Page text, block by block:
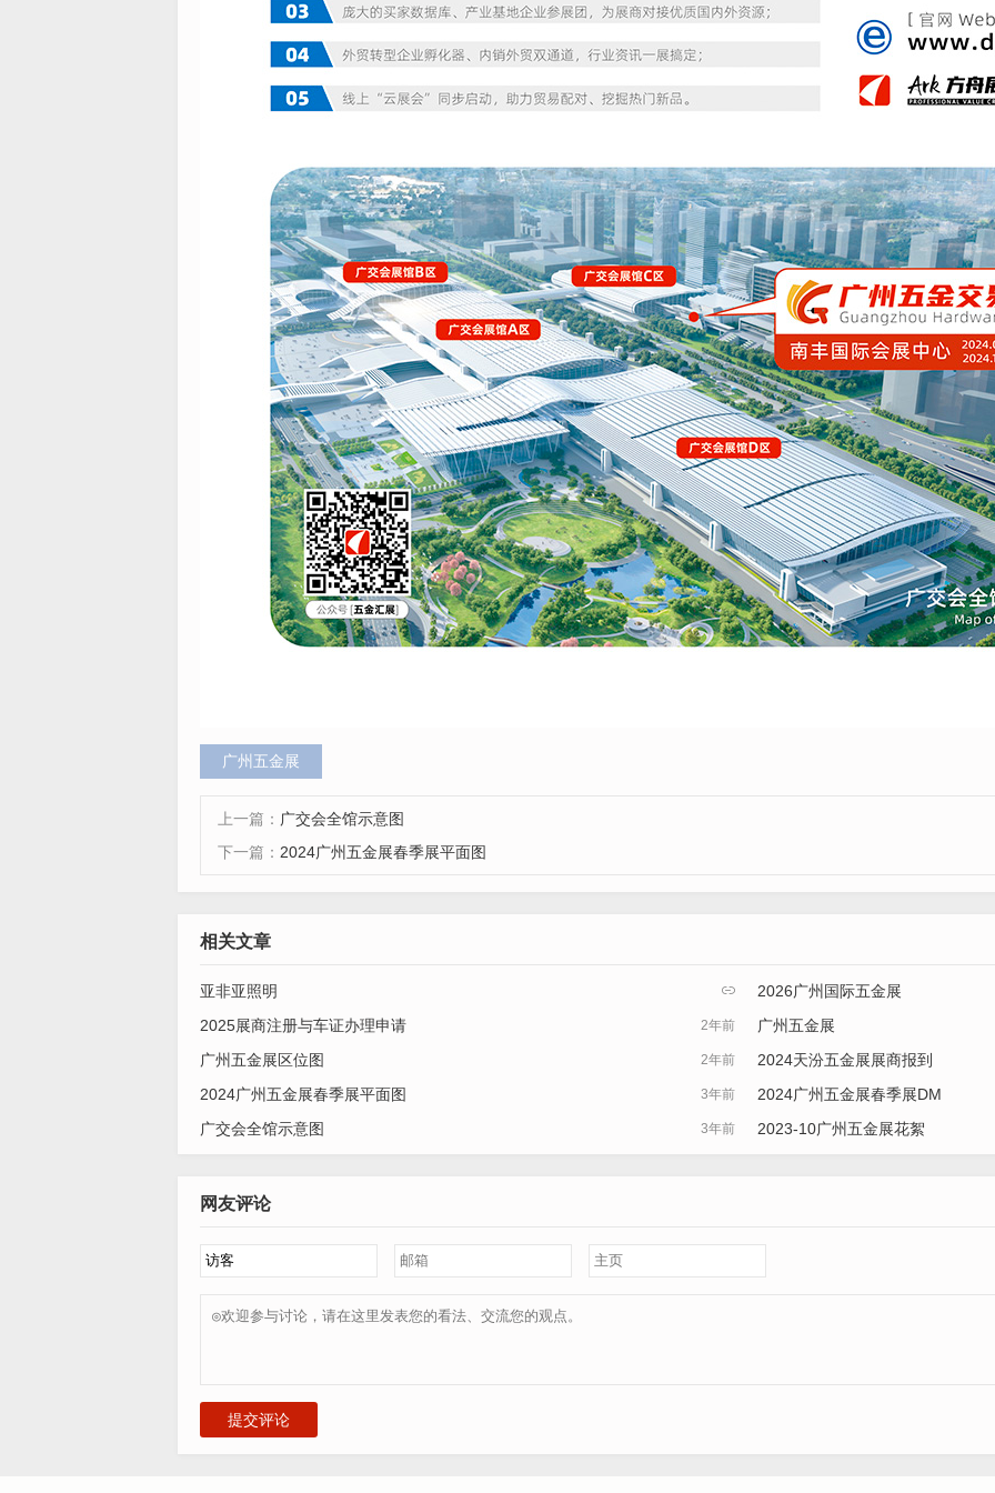
广州五金展
上一篇： 广交会全馆示意图
下一篇： 2024广州五金展春季展平面图
相关文章

亚非亚照明 2026广州国际五金展
2年前
2025展商注册与车证办理申请 广州五金展
2年前
广州五金展区位图 2024天汾五金展展商报到
3年前
2024广州五金展春季展平面图 2024广州五金展春季展DM
3年前
广交会全馆示意图 2023-10广州五金展花絮
网友评论
提交评论